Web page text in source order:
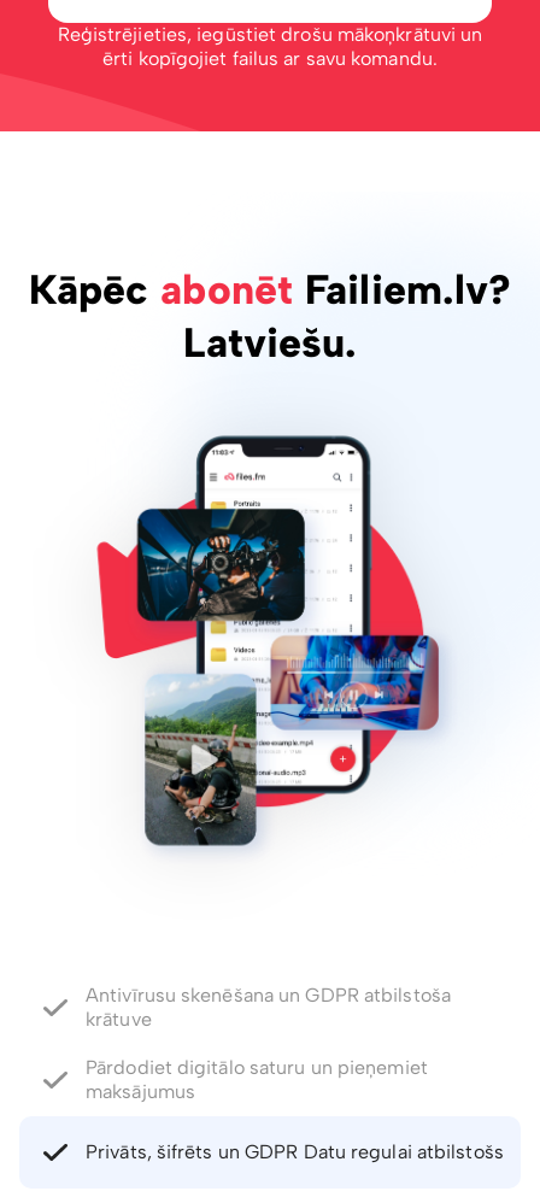
Reģistrējieties, iegūstiet drošu mākoņkrātuvi un
ērti kopīgojiet failus ar savu komandu.
Kāpēc abonēt Failiem.lv?
Latviešu.
Pārdodiet digitālo saturu un pieņemiet
maksājumus
Privāts, šifrēts un GDPR Datu regulai atbilstošs
Pārsūtiet lielus failus sākotnējā kvalitātē